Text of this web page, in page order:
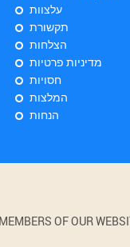
עלצוות
תקשורת
הצלחות
מדיניות פרטיות
חסויות
המלצות
הנחות
OF OUR